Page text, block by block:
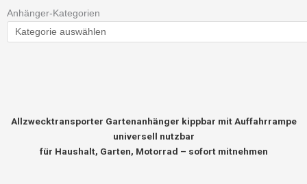
Anhänger-Kategorien
Allzwecktransporter Gartenanhänger kippbar mit Auffahrrampe
universell nutzbar
für Haushalt, Garten, Motorrad – sofort mitnehmen